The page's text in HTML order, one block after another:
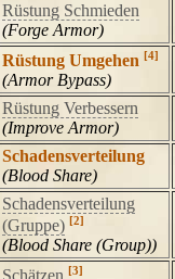
Rüstung Schmieden
(Forge Armor)
Rüstung Umgehen [4]
(Armor Bypass)
Rüstung Verbessern
(Improve Armor)
Schadensverteilung
(Blood Share)
Schadensverteilung
(Gruppe) [2]
(Blood Share (Group))
[3]